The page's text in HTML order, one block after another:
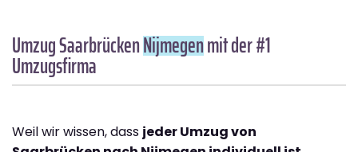
Umzug SaarbrückenNijmegenmit der #1
Umzugsfirma
Weil wir wissen, dass jeder Umzug von